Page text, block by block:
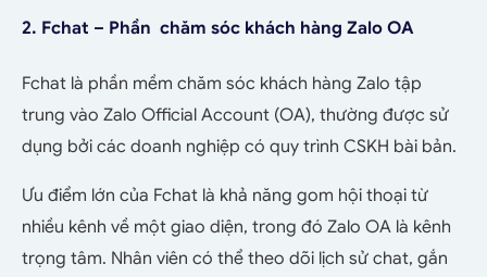
2. Fchat – Phần chăm sóc khách hàng Zalo OA
Fchat là phần mềm chăm sóc khách hàng Zalo tập
trung vào Zalo Official Account (OA), thường được sử
dụng bởi các doanh nghiệp có quy trình CSKH bài bản.
Ưu điểm lớn của Fchat là khả năng gom hội thoại từ
nhiều kênh về một giao diện, trong đó Zalo OA là kênh
trọng tâm. Nhân viên có thể theo dõi lịch sử chat, gắn